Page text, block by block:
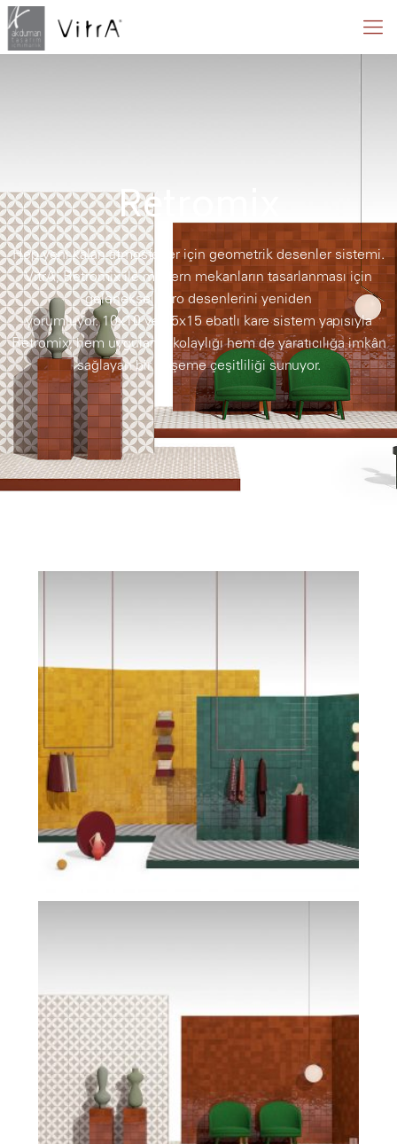
Retromix
Hep yeni kalan atmosferler için geometrik desenler sistemi.
VitrA, Retromix ile modern mekanların tasarlanması için
geleneksel karo desenlerini yeniden
yorumluyor. 10x10 ve 15x15 ebatlı kare sistem yapısıyla
Retromix, hem uygulama kolaylığı hem de yaratıcılığa imkân
sağlayan bir döşeme çeşitliliği sunuyor.